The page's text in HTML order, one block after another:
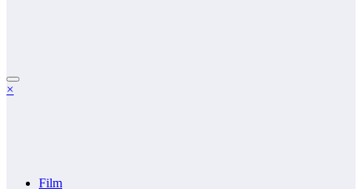
×
Film